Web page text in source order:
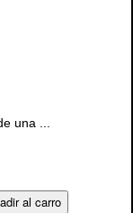
una ...